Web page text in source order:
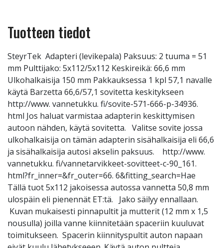
Tuotteen tiedot
SteyrTek Adapteri (levikepala) Paksuus: 2 tuuma = 51
mm Pulttijako: 5x112/5x112 Keskireikä: 66,6 mm
Ulkohalkaisija 150 mm Pakkauksessa 1 kpl 57,1 navalle
käytä Barzetta 66,6/57,1 sovitetta keskitykseen
http://www. vannetukku. fi/sovite-571-666-p-34936.
html Jos haluat varmistaa adapterin keskittymisen
autoon nähden, käytä sovitetta. Valitse sovite jossa
ulkohalkaisija on tämän adapterin sisähalkaisija eli 66,6
ja sisähalkaisija autosi akselin paksuus. http://www.
vannetukku. fi/vannetarvikkeet-sovitteet-c-90_161.
html?fr_inner=&fr_outer=66. 6&fitting_search=Hae
Tällä tuot 5x112 jakoisessa autossa vannetta 50,8 mm
ulospäin eli pienennät ET:tä. Jako säilyy ennallaan.
Kuvan mukaisesti pinnapultit ja mutterit (12 mm x 1,5
nousulla) joilla vanne kiinnitetään spaceriin kuuluvat
toimitukseen. Spacerin kiinnityspultit auton napaan